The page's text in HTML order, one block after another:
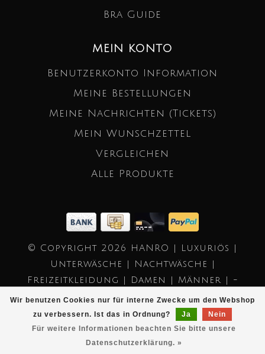
Wir benutzen Cookies nur für interne Zwecke um den Webshop
zu verbessern. Ist das in Ordnung?
Ja
Nein
Für weitere Informationen beachten Sie bitte unsere
Datenschutzerklärung. »
Bra Guide
MEIN KONTO
Benutzerkonto Information
Meine Bestellungen
Meine Nachrichten (Tickets)
Mein Wunschzettel
Vergleichen
Alle Produkte
© Copyright 2026 HANRO | Luxuriös |
Unterwäsche | Nachtwäsche |
Freizeitkleidung | Damen | Männer | -
Powered by
Lightspeed
- Theme by
Dyvelopment